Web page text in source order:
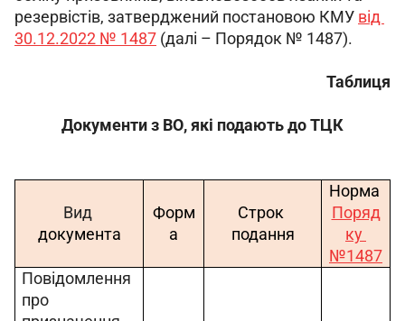
резервістів, затверджений постановою КМУ від
30.12.2022 № 1487 (далі – Порядок № 1487).
Таблиця
Документи з ВО, які подають до ТЦК
Вид
документа
Форм
а
Строк
подання
Норма
Поряд
ку
№1487
Повідомлення
про